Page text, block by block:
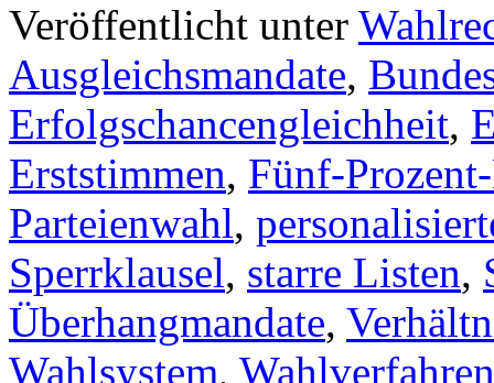
Veröffentlicht unter
Ausgleichsmandate,
Erfolgschancengleichheit,
Erststimmen, Fünf-
Parteienwahl,
Sperrklausel, starre Listen,
Überhangmandate,
Wahlsystem, Wahlverfahren